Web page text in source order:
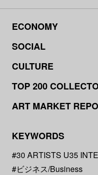
ECONOMY
SOCIAL
CULTURE
TOP 200
ART MARKET
KEYWORDS
#30 ARTISTS U35
#ビジネス/Business